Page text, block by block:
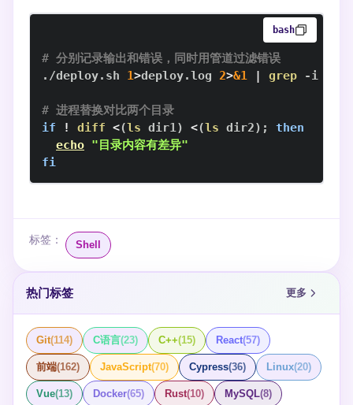
bash
# 分别记录输出和错误，同时用管道过滤错误
./deploy.sh 1>deploy.log 2>&1 | grep -i
# 进程替换对比两个目录
if
! diff <(ls dir1) <(ls dir2) ;
then
echo "目录内容有差异"
fi
标签： Shell
热门标签 更多
Git(114) C语言(23) C++(15) React(57)
前端(162) JavaScript(70) Cypress(36) Linux(20)
Vue(13) Docker(65) Rust(10) MySQL(8)